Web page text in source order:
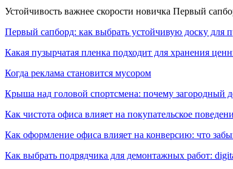
Устойчивость важнее скорости новичка Первый
Первый сапборд: как выбрать устойчивую доску для
Какая пузырчатая пленка подходит для хранения
Когда реклама становится мусором
Крыша над головой спортсмена: почему загородный
Как чистота офиса влияет на покупательское
Как оформление офиса влияет на конверсию: что
Как выбрать подрядчика для демонтажных работ: